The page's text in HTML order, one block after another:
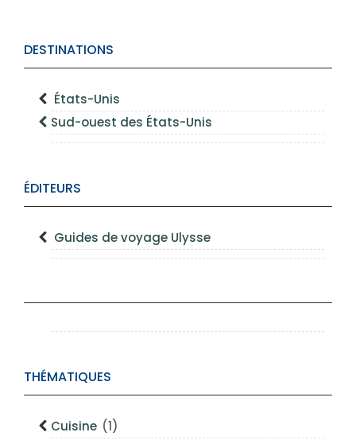
DESTINATIONS
États-Unis
Sud-ouest des États-Unis
ÉDITEURS
Guides de voyage Ulysse
THÉMATIQUES
Cuisine (1)